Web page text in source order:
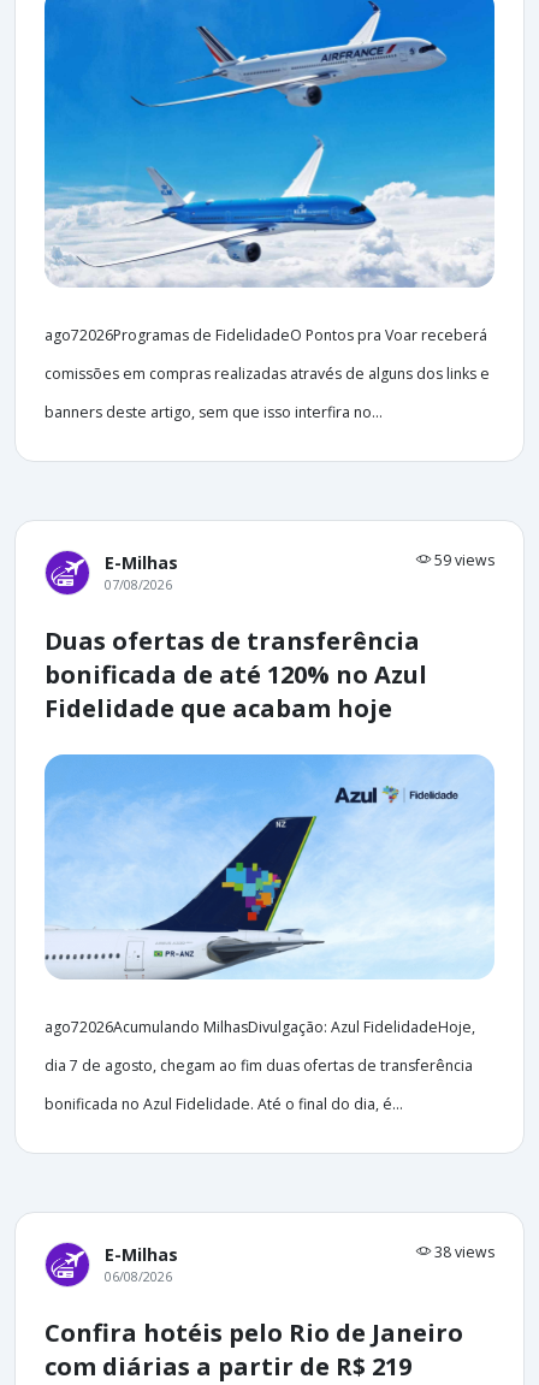
ago72026Programas de FidelidadeO Pontos pra Voar receberá
comissões em compras realizadas através de alguns dos links e
banners deste artigo, sem que isso interfira no...
E-Milhas 59 views
07/08/2026
Duas ofertas de transferência
bonificada de até 120% no Azul
Fidelidade que acabam hoje
ago72026Acumulando MilhasDivulgação: Azul FidelidadeHoje,
dia 7 de agosto, chegam ao fim duas ofertas de transferência
bonificada no Azul Fidelidade. Até o final do dia, é...
E-Milhas 38 views
06/08/2026
Confira hotéis pelo Rio de Janeiro
com diárias a partir de R$ 219